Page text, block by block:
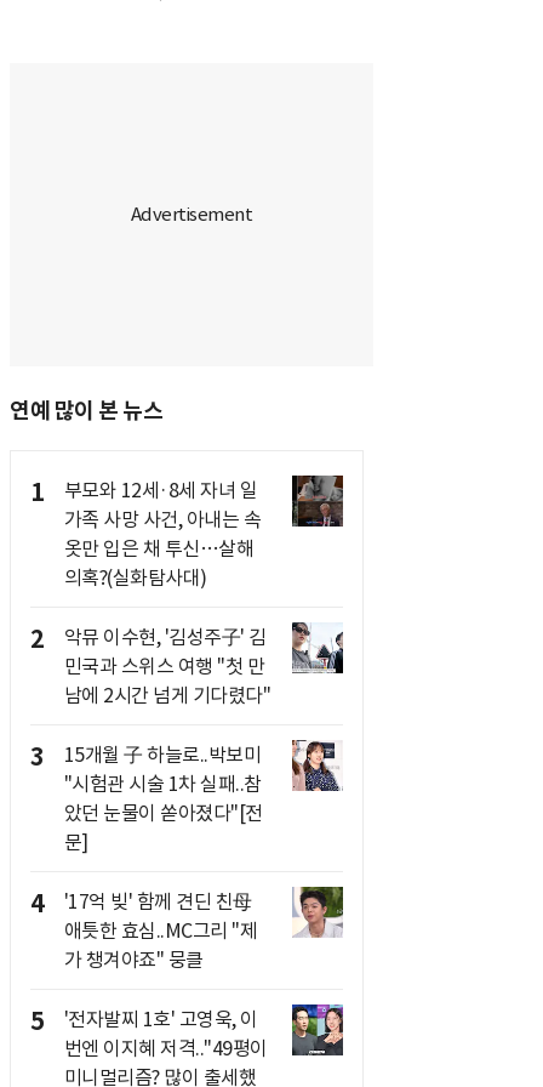
연예 많이 본 뉴스
1
부모와 12세·8세 자녀 일
가족 사망 사건, 아내는 속
옷만 입은 채 투신…살해
의혹?(실화탐사대)
2
악뮤 이수현, '김성주子' 김
민국과 스위스 여행 "첫 만
남에 2시간 넘게 기다렸다"
3
15개월 子 하늘로..박보미
"시험관 시술 1차 실패..참
았던 눈물이 쏟아졌다"[전
문]
4
'17억 빚' 함께 견딘 친母
애틋한 효심..MC그리 "제
가 챙겨야죠" 뭉클
5
'전자발찌 1호' 고영욱, 이
번엔 이지혜 저격.."49평이
미니멀리즘? 많이 출세했